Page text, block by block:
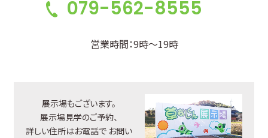
079-562-8555
営業時間：9時～19時
展示場もございます。
展示場見学のご予約、
詳しい住所はお電話で お問い